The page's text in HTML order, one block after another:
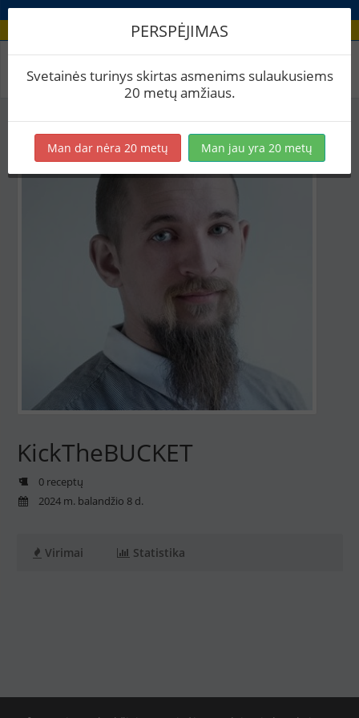
Aludario paskyra
KickTheBUCKET
0 receptų
2024 m. balandžio 8 d.
Virimai Statistika
PERSPĖJIMAS
Svetainės turinys skirtas asmenims sulaukusiems
20 metų amžiaus.
Man dar nėra 20 metų Man jau yra 20 metų